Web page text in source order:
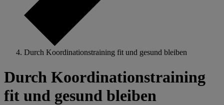
Durch Koordinationstraining fit und gesund bleiben
Durch Koordinationstraining
fit und gesund bleiben